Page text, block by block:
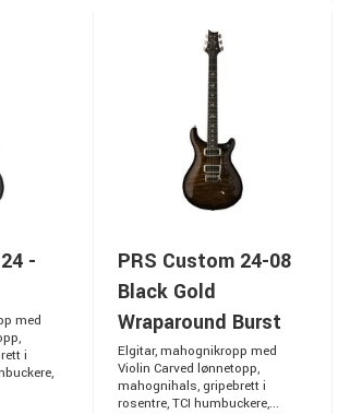
-
med
i
PRS Custom 24-08
Black Gold
Wraparound Burst
Elgitar, mahognikropp med
Violin Carved lønnetopp,
mahognihals, gripebrett i
rosentre, TCI humbuckere,...